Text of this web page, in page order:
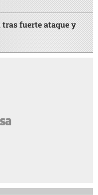
fuerte ataque y